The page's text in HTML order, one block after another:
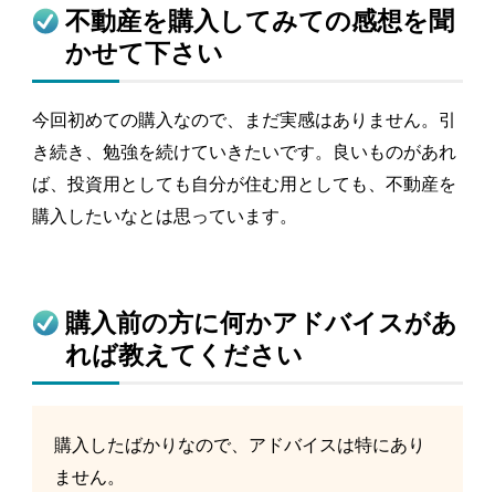
不動産を購入してみての感想を聞
かせて下さい
今回初めての購入なので、まだ実感はありません。引
き続き、勉強を続けていきたいです。良いものがあれ
ば、投資用としても自分が住む用としても、不動産を
購入したいなとは思っています。
購入前の方に何かアドバイスがあ
れば教えてください
購入したばかりなので、アドバイスは特にあり
ません。